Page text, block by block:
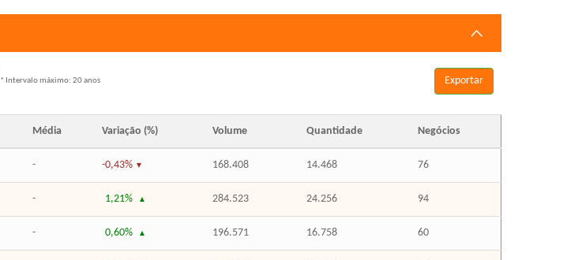
* Intervalo máximo: 20 anos Exportar
Média Variação (%) Volume Quantidade Negócios
- -0,43% 168.408 14.468 76
- 1,21% 284.523 24.256 94
- 0,60% 196.571 16.758 60